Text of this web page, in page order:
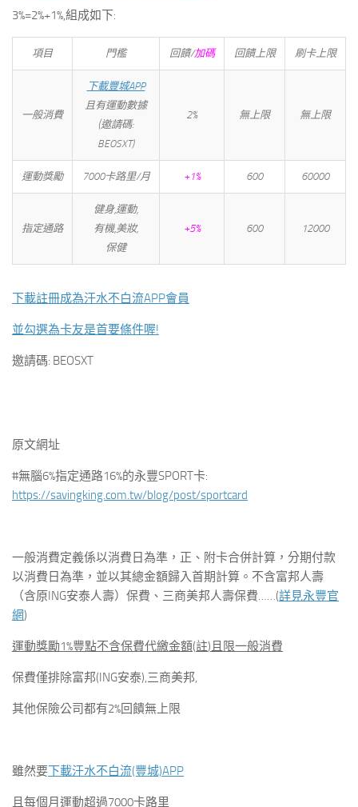
3%=2%+1%,組成如下:
項目 門檻 回饋/加碼 回饋上限 刷卡上限
一般消費
下載豐城APP
且有運動數據
(邀請碼:
BEOSXT)
2% 無上限 無上限
運動獎勵 7000卡路里/月 +1% 600 60000
指定通路
健身,運動,
有機,美妝,
保健
+5% 600 12000
下載註冊成為汗水不白流APP會員
並勾選為卡友是首要條件喔!
邀請碼: BEOSXT
原文網址
#無腦6%指定通路16%的永豐SPORT卡:
https://savingking.com.tw/blog/post/sportcard
一般消費定義係以消費日為準，正、附卡合併計算，分期付款
以消費日為準，並以其總金額歸入首期計算。不含富邦人壽
（含原ING安泰人壽）保費、三商美邦人壽保費……(詳見永豐官
網)
運動獎勵1%豐點不含保費代繳金額(註) 且限一般消費
保費僅排除富邦(ING安泰),三商美邦,
其他保險公司都有2%回饋無上限
雖然要下載汗水不白流(豐城)APP
且每個月運動超過7000卡路里